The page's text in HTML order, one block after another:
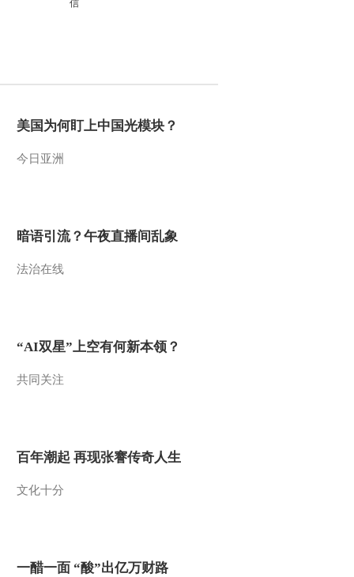
美国为何盯上中国光模块？
今日亚洲
暗语引流？午夜直播间乱象
法治在线
“AI双星”上空有何新本领？
共同关注
百年潮起 再现张謇传奇人生
文化十分
一醋一面 “酸”出亿万财路